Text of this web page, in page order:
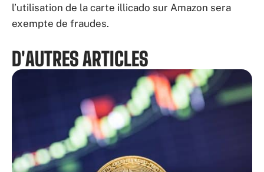
l’utilisation de la carte illicado sur Amazon sera
exempte de fraudes.
D'AUTRES ARTICLES